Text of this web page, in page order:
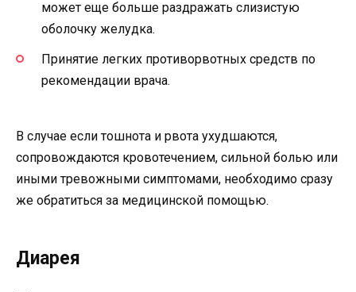
может еще больше раздражать слизистую
оболочку желудка.
Принятие легких противорвотных средств по
рекомендации врача.
В случае если тошнота и рвота ухудшаются,
сопровождаются кровотечением, сильной болью или
иными тревожными симптомами, необходимо сразу
же обратиться за медицинской помощью.
Диарея